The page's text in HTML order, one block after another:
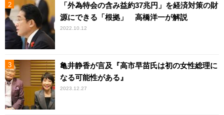
「外為特会の含み益約37兆円」を経済対策の財
源にできる「根拠」 高橋洋一が解説
2022.10.12
亀井静香が言及『高市早苗氏は初の女性総理に
なる可能性がある』
2023.12.27